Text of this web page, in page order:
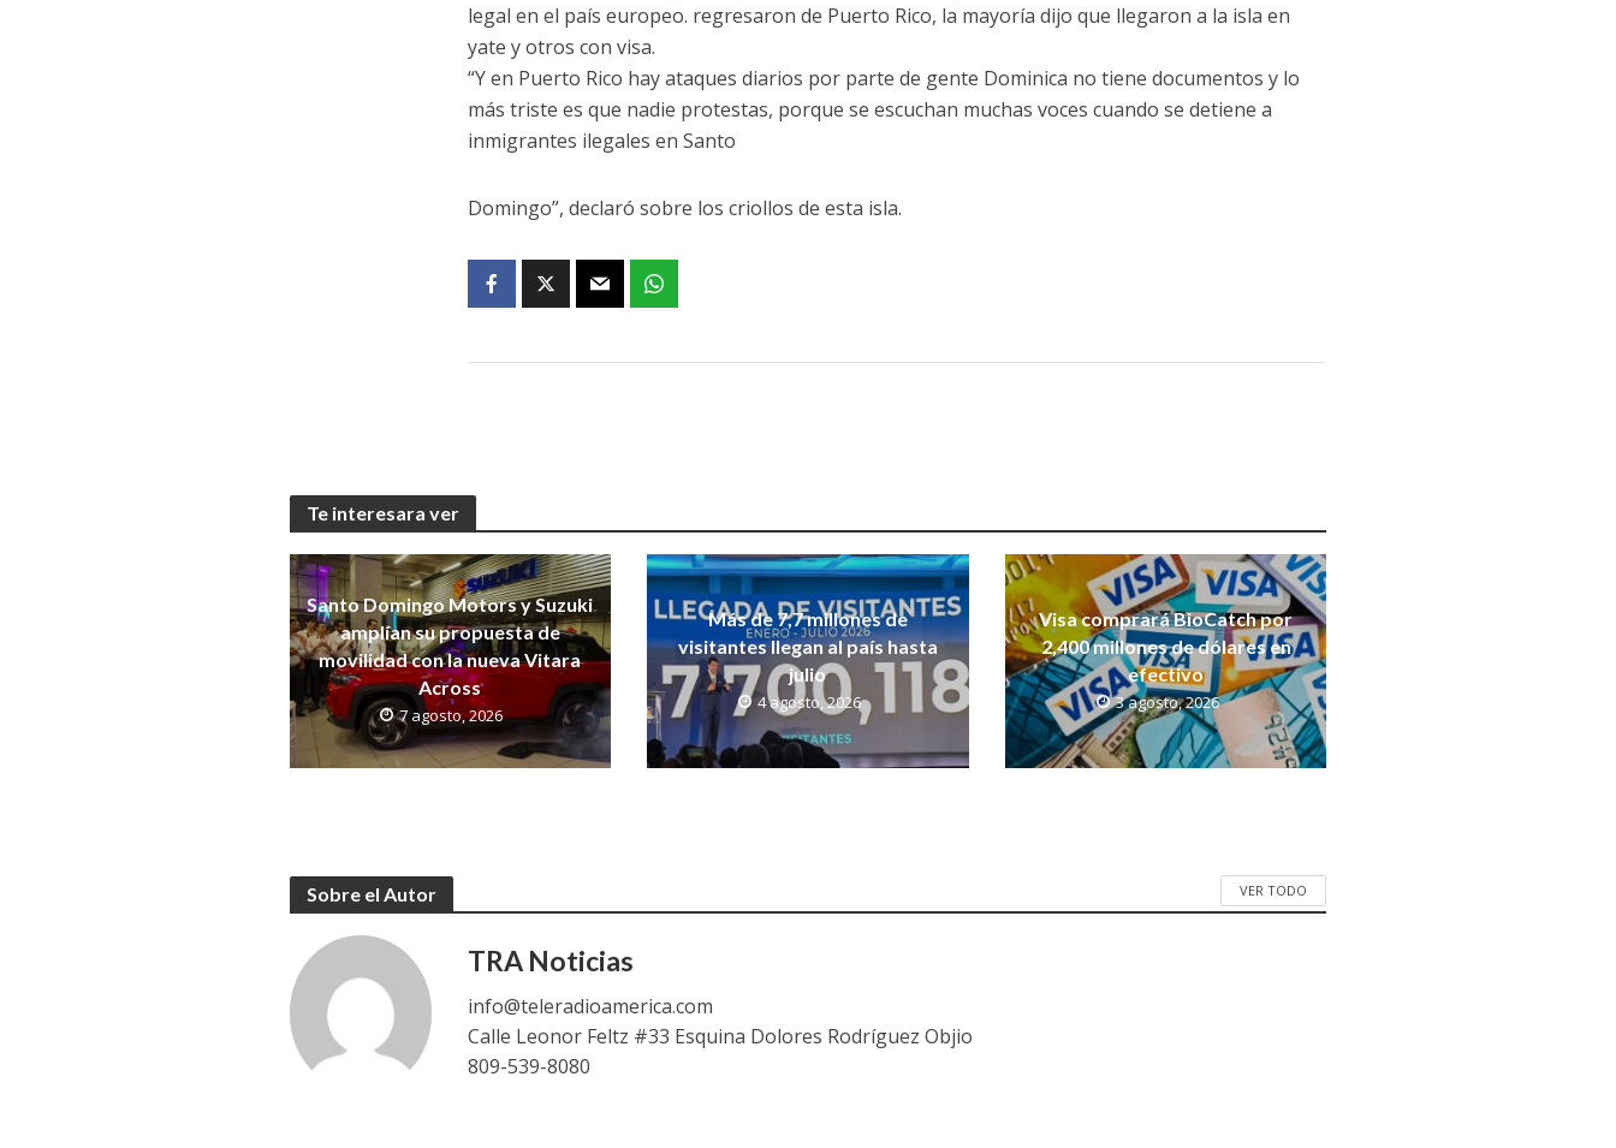
legal en el país europeo. regresaron de Puerto Rico, la mayoría dijo que llegaron a la isla en
yate y otros con visa.
“Y en Puerto Rico hay ataques diarios por parte de gente Dominica no tiene documentos y lo
más triste es que nadie protestas, porque se escuchan muchas voces cuando se detiene a
inmigrantes ilegales en Santo
Domingo”, declaró sobre los criollos de esta isla.
Te interesara ver
Santo Domingo Motors y Suzuki
amplían su propuesta de
movilidad con la nueva Vitara
Across
7 agosto, 2026
Más de 7,7 millones de
visitantes llegan al país hasta
julio
4 agosto, 2026
Visa comprará BioCatch por
2,400 millones de dólares en
efectivo
3 agosto, 2026
Sobre el Autor VER TODO
TRA Noticias
info@teleradioamerica.com
Calle Leonor Feltz #33 Esquina Dolores Rodríguez Objio
809-539-8080